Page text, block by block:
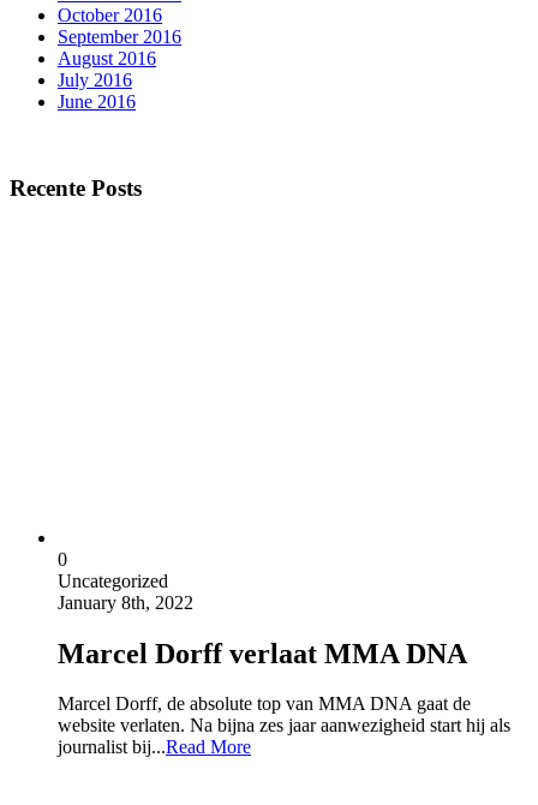
October 2016
September 2016
August 2016
July 2016
June 2016
Recente Posts
0
Uncategorized
January 8th, 2022
Marcel Dorff verlaat MMA DNA
Marcel Dorff, de absolute top van MMA DNA gaat de
website verlaten. Na bijna zes jaar aanwezigheid start hij als
journalist bij...Read More